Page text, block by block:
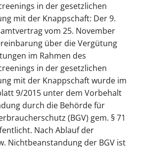
in der gesetzlichen
mit der Knappschaft: Der 9.
vom 25. November
über die Vergütung
im Rahmen des
in der gesetzlichen
mit der Knappschaft wurde im
9/2015 unter dem Vorbehalt
durch die Behörde für
(BGV) gem. § 71
Nach Ablauf der
Nichtbeanstandung der BGV ist